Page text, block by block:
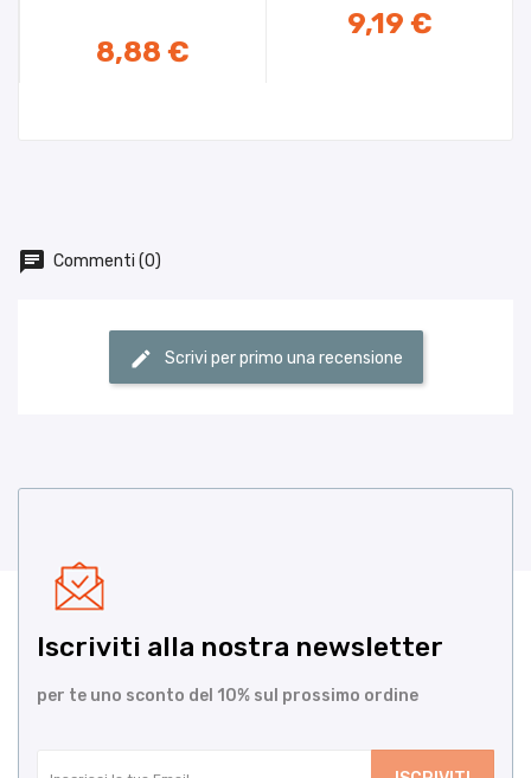
8,88 €
9,19 €
Commenti (0)
Scrivi per primo una recensione
Iscriviti alla nostra newsletter
per te uno sconto del 10% sul prossimo ordine